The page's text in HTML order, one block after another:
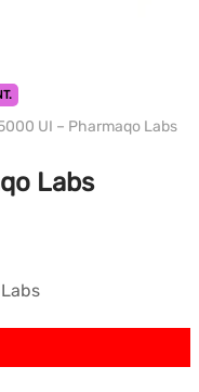
UI – Pharmaqo Labs
Labs